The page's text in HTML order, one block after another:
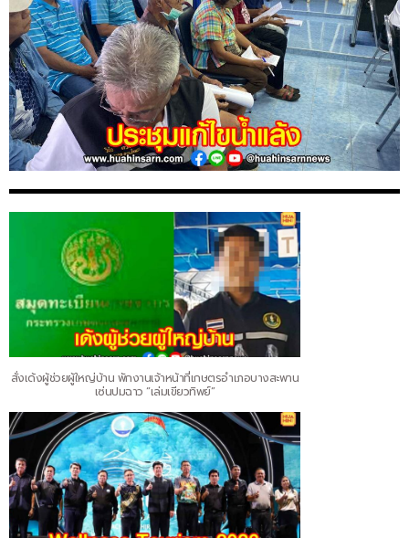
สั่งเด้งผู้ช่วยผู้ใหญ่บ้าน พักงานเจ้าหน้าที่เกษตรอำเภอบางสะพาน
เซ่นปมฉาว “เล่มเขียวทิพย์”